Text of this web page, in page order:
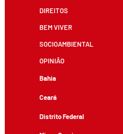
DIREITOS
BEM VIVER
SOCIOAMBIENTAL
OPINIÃO
Bahia
Ceará
Distrito Federal